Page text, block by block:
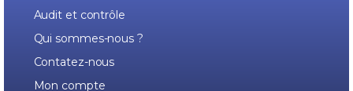
Audit et contrôle
Qui sommes-nous ?
Contatez-nous
Mon compte